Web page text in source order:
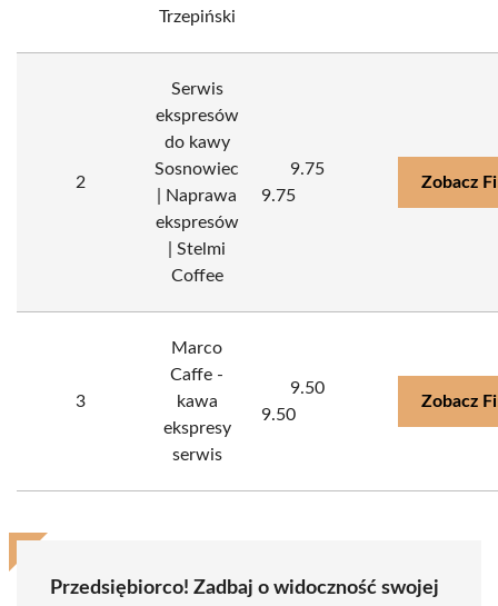
Trzepiński
2
Serwis
ekspresów
do kawy
Sosnowiec
| Naprawa
ekspresów
| Stelmi
Coffee
9.75
9.75
Zobacz
3
Marco
Caffe -
kawa
ekspresy
serwis
9.50
9.50
Zobacz
Przedsiębiorco! Zadbaj o widoczność swojej